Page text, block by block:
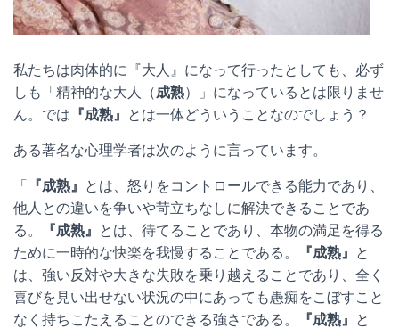
私たちは肉体的に『大人』になって行ったとしても、必ず
しも「精神的な大人（成熟）」になっているとは限りませ
ん。では 『成熟』 とは一体どういうことなのでしょう？
ある著名な心理学者は次のように言っています。
「 『成熟』
とは、怒りをコントロールできる能力であり、
他人との違いを争いや苛立ちなしに解決できることであ
る。
『成熟』
とは、待てることであり、本物の満足を得る
ために一時的な快楽を我慢することである。
『成熟』
と
は、強い反対や大きな失敗を乗り越えることであり、全く
喜びを見い出せない状況の中にあっても愚痴をこぼすこと
なく持ちこたえることのできる強さである。
『成熟』
と